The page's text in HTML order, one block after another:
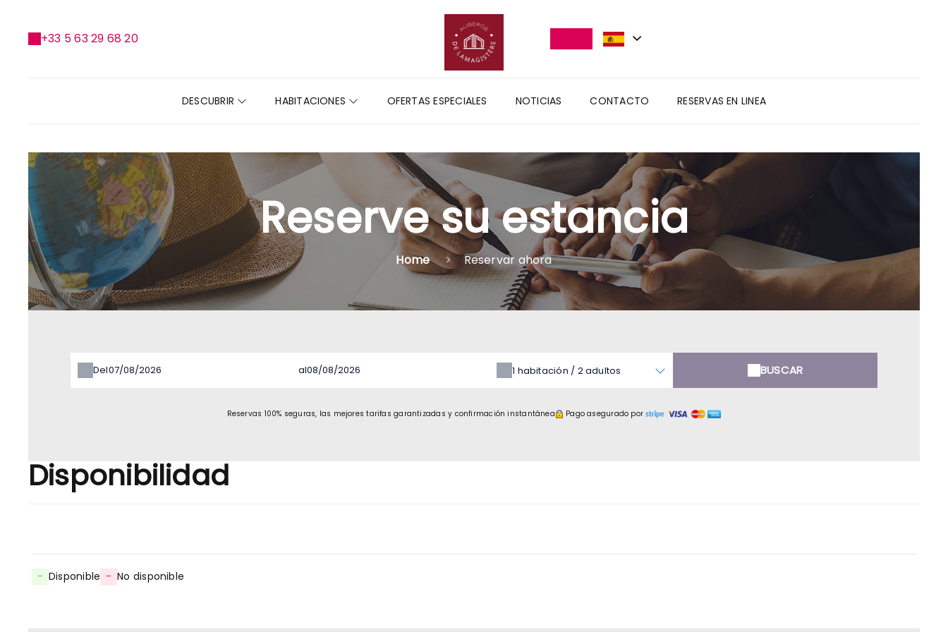
+33 5 63 29 68 20
DESCUBRIR HABITACIONES OFERTAS ESPECIALES NOTICIAS CONTACTO RESERVAS EN LINEA
Reserve su estancia
Home Reservar ahora
Del al 1 habitación / 2adultos BUSCAR
Reservas 100% seguras, las mejores tarifas garantizadas y confirmación instantánea Pago asegurado por
Disponibilidad
- Disponible - No disponible